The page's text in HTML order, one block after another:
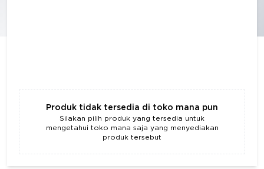
Produk tidak tersedia di toko mana pun
Silakan pilih produk yang tersedia untuk
mengetahui toko mana saja yang menyediakan
produk tersebut